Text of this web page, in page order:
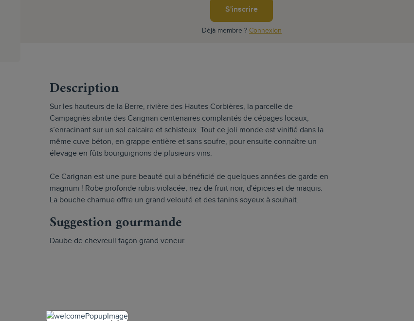
S'inscrire
Déjà membre ? Connexion
Description
Sur les hauteurs de la Berre, rivière des Hautes Corbières, la parcelle de
Campagnès abrite des Carignan centenaires complantés de cépages locaux,
s’enracinant sur un sol calcaire et schisteux. Tout ce joli monde est vinifié dans la
même cuve béton, en grappe entière et sans soufre, pour ensuite connaître un
élevage en fûts bourguignons de plusieurs vins.
Ce Carignan est une pure beauté qui a bénéficié de quelques années de garde en
magnum ! Robe profonde rubis violacée, nez de fruit noir, d'épices et de maquis.
La bouche charnue offre un grand velouté et des tanins soyeux à souhait.
Suggestion gourmande
Daube de chevreuil façon grand veneur.